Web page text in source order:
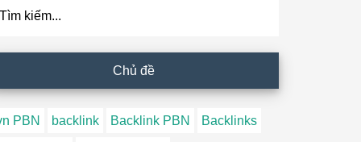
Chủ đề
PBN backlink Backlink PBN Backlinks